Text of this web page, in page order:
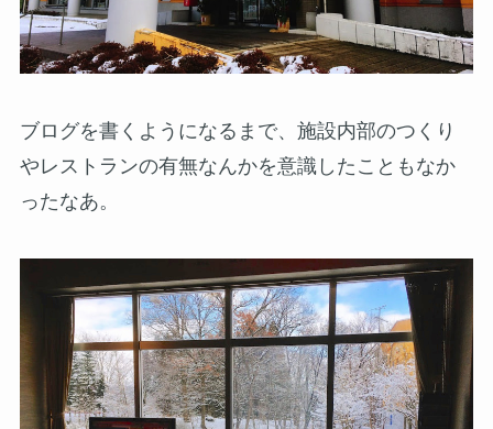
ブログを書くようになるまで、施設内部のつくり
やレストランの有無なんかを意識したこともなか
ったなあ。